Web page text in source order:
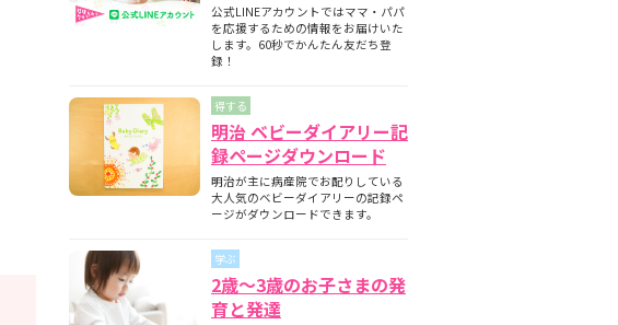
公式LINEアカウントではママ・パパ
を応援するための情報をお届けいた
します。60秒でかんたん友だち登
録！
得する
明治 ベビーダイアリー記
録ページダウンロード
明治が主に病産院でお配りしている
大人気のベビーダイアリーの記録ペ
ージがダウンロードできます。
学ぶ
2歳～3歳のお子さまの発
育と発達